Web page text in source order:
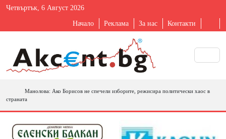
Четвъртък, 6 Август 2026
Начало Реклама За нас Контакти
Манолова: Ако Борисов не спечели изборите, режисира политически хаос в
страната